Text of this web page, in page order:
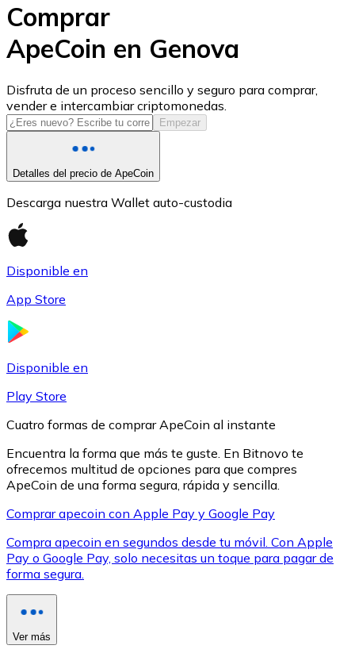
USD Coin
USDC
XRP
XRP
Ver todo
Comprar
ApeCoin en Genova
Disfruta de un proceso sencillo y seguro para comprar,
vender e intercambiar criptomonedas.
Empezar
Detalles del precio de ApeCoin
Descarga nuestra Wallet auto-custodia
Disponible en
App Store
Disponible en
Play Store
Cuatro formas de comprar ApeCoin al instante
Encuentra la forma que más te guste. En Bitnovo te
ofrecemos multitud de opciones para que compres
ApeCoin de una forma segura, rápida y sencilla.
Comprar apecoin con Apple Pay y Google Pay
Compra apecoin en segundos desde tu móvil. Con Apple
Pay o Google Pay, solo necesitas un toque para pagar de
forma segura.
Ver más